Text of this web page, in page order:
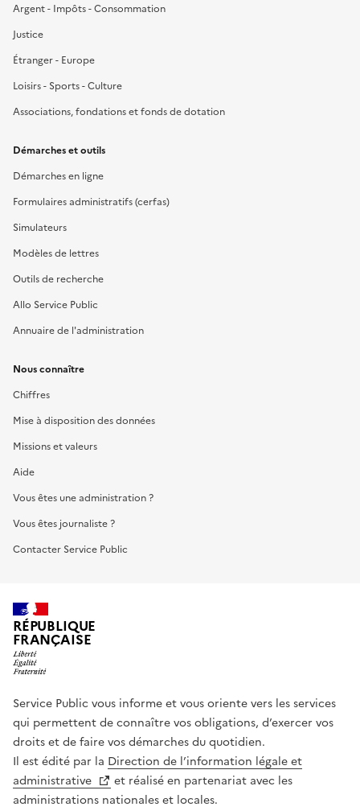
Argent - Impôts - Consommation
Justice
Étranger - Europe
Loisirs - Sports - Culture
Associations, fondations et fonds de dotation
Démarches et outils
Démarches en ligne
Formulaires administratifs (cerfas)
Simulateurs
Modèles de lettres
Outils de recherche
Allo Service Public
Annuaire de l'administration
Nous connaître
Chiffres
Mise à disposition des données
Missions et valeurs
Aide
Vous êtes une administration ?
Vous êtes journaliste ?
Contacter Service Public
RÉPUBLIQUE
FRANÇAISE
Service Public vous informe et vous oriente vers les services
qui permettent de connaître vos obligations, d’exercer vos
droits et de faire vos démarches du quotidien.
Il est édité par la Direction de l’information légale et
administrative
et réalisé en partenariat avec les
administrations nationales et locales.